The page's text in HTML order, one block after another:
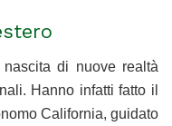
di nuove realtà
Hanno infatti fatto il
California, guidato